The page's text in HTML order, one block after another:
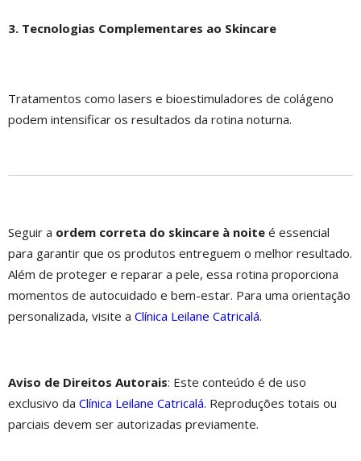
3. Tecnologias Complementares ao Skincare
Tratamentos como lasers e bioestimuladores de colágeno
podem intensificar os resultados da rotina noturna.
Seguir a ordem correta do skincare à noite é essencial
para garantir que os produtos entreguem o melhor resultado.
Além de proteger e reparar a pele, essa rotina proporciona
momentos de autocuidado e bem-estar. Para uma orientação
personalizada, visite a Clínica Leilane Catricalá.
Aviso de Direitos Autorais: Este conteúdo é de uso
exclusivo da Clínica Leilane Catricalá. Reproduções totais ou
parciais devem ser autorizadas previamente.